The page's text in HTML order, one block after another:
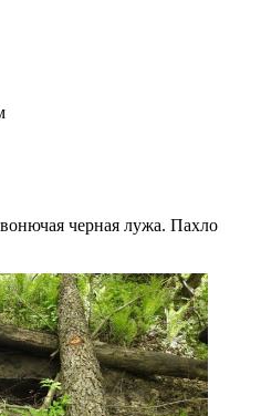
черная лужа. Пахло